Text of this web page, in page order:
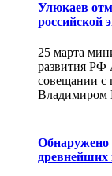
Улюкаев
российской
25 марта
развития РФ
совещании с
Владимиром
древнейших